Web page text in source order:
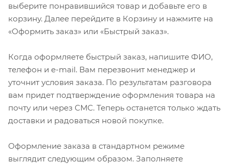
выберите понравившийся товар и добавьте его в
корзину. Далее перейдите в Корзину и нажмите на
«Оформить заказ» или «Быстрый заказ».
Когда оформляете быстрый заказ, напишите ФИО,
телефон и e-mail. Вам перезвонит менеджер и
уточнит условия заказа. По результатам разговора
вам придет подтверждение оформления товара на
почту или через СМС. Теперь останется только ждать
доставки и радоваться новой покупке.
Оформление заказа в стандартном режиме
выглядит следующим образом. Заполняете